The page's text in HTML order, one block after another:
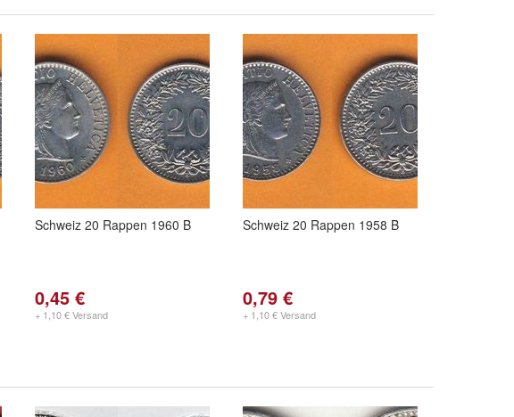
Schweiz 20 Rappen 1960 B
0,45 €
+ 1,10 € Versand
Schweiz 20 Rappen 1958 B
0,79 €
+ 1,10 € Versand